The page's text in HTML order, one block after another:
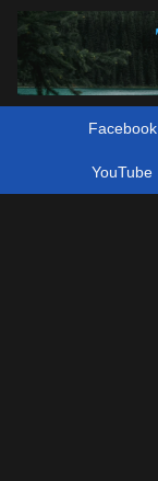
Facebook
YouTube